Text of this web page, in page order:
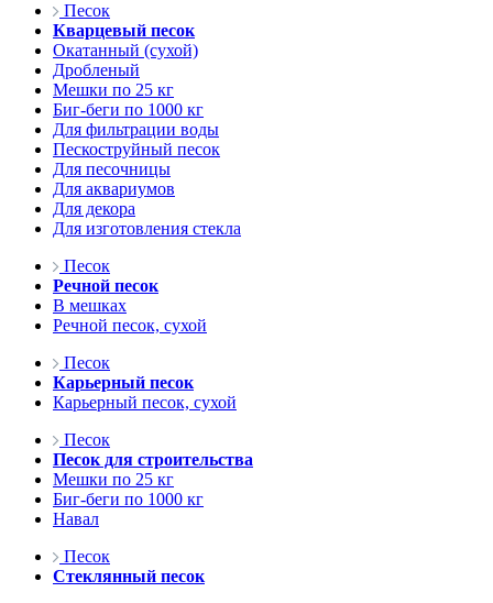
Песок
Кварцевый песок
Окатанный (сухой)
Дробленый
Мешки по 25 кг
Биг-беги по 1000 кг
Для фильтрации воды
Пескоструйный песок
Для песочницы
Для аквариумов
Для декора
Для изготовления стекла
Песок
Речной песок
В мешках
Речной песок, сухой
Песок
Карьерный песок
Карьерный песок, сухой
Песок
Песок для строительства
Мешки по 25 кг
Биг-беги по 1000 кг
Навал
Песок
Стеклянный песок